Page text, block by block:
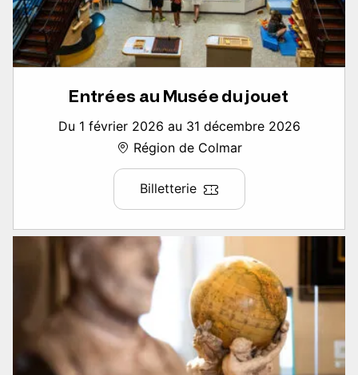
Entrées au Musée du jouet
Du 1 février 2026 au 31 décembre 2026
Région de Colmar
Billetterie